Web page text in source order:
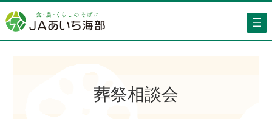
容
を
葬祭相談会